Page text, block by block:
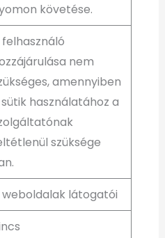
követése.
felhasználó
nem
amennyiben
használatához a
szüksége
weboldalak látogatói